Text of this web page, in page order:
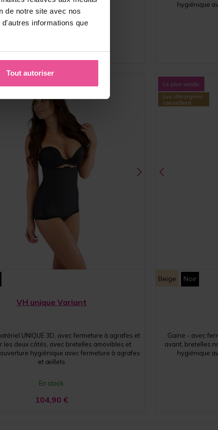
de notre site avec nos
informations que
Tout autoriser
agrafes et œillets
109,90€
hygiénique
VH unique Variant
UNIQUE 3D, avec fermeture à agrafes et
les deux côtés, avec bretelles amovibles et
hygiénique avec fermeture à agrafes
et œillets
En stock
104,90 €
Beige Noir
Gaine - avec
avant, bretelles
hygiénique